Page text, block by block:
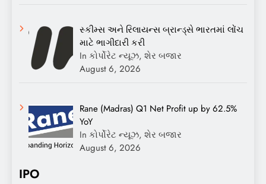
સ્કીમ્સ અને રિલાયન્સ બ્રાન્ડ્સે ભારતમાં લોંચ
માટે ભાગીદારી કરી
In કોર્પોરેટ ન્યૂઝ, શેર બજાર
August 6, 2026
Rane (Madras) Q1 Net Profit up by 62.5%
YoY
In કોર્પોરેટ ન્યૂઝ, શેર બજાર
August 6, 2026
IPO